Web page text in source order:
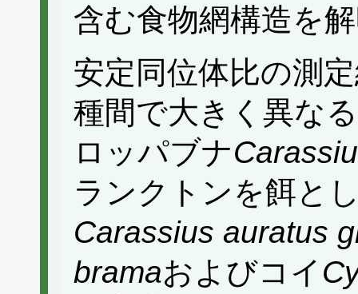
含む食物網構造を
安定同位体比の測
種間で大きく異な
ロッパブナ
ランクトンを餌と
Carassius auratus
bramaおよびコイ